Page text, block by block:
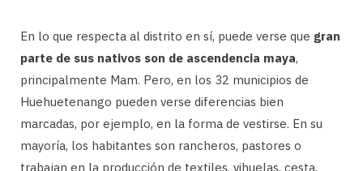
En lo que respecta al distrito en sí, puede verse que gran
parte de sus nativos son de ascendencia maya,
principalmente Mam. Pero, en los 32 municipios de
Huehuetenango pueden verse diferencias bien
marcadas, por ejemplo, en la forma de vestirse. En su
mayoría, los habitantes son rancheros, pastores o
trabajan en la producción de textiles, vihuelas, cesta,